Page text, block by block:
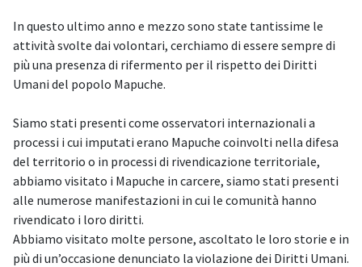
In questo ultimo anno e mezzo sono state tantissime le
attività svolte dai volontari, cerchiamo di essere sempre di
più una presenza di rifermento per il rispetto dei Diritti
Umani del popolo Mapuche.
Siamo stati presenti come osservatori internazionali a
processi i cui imputati erano Mapuche coinvolti nella difesa
del territorio o in processi di rivendicazione territoriale,
abbiamo visitato i Mapuche in carcere, siamo stati presenti
alle numerose manifestazioni in cui le comunità hanno
rivendicato i loro diritti.
Abbiamo visitato molte persone, ascoltato le loro storie e in
più di un’occasione denunciato la violazione dei Diritti Umani.